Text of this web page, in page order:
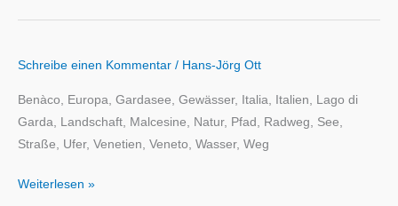
Schreibe einen Kommentar / Hans-Jörg Ott
Benàco, Europa, Gardasee, Gewässer, Italia, Italien, Lago di
Garda, Landschaft, Malcesine, Natur, Pfad, Radweg, See,
Straße, Ufer, Venetien, Veneto, Wasser, Weg
Weiterlesen »